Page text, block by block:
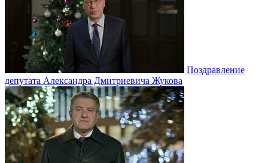
Поздравление
депутата Александра Дмитриевича Жукова